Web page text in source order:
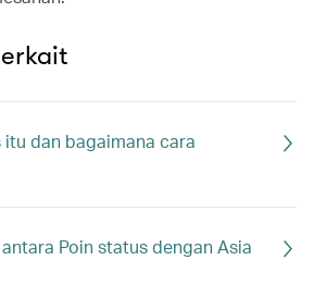
dan bagaimana cara
Poin status dengan Asia